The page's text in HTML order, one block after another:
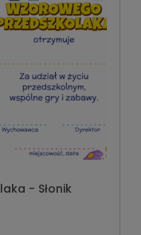
- Słonik